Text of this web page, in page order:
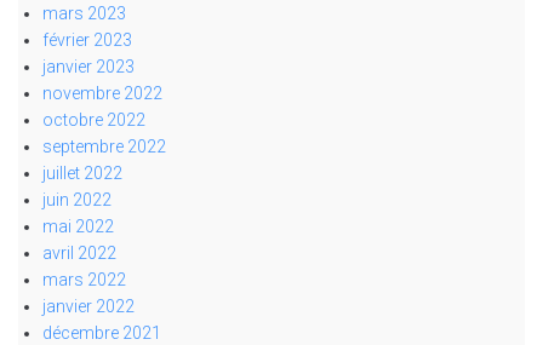
mars 2023
février 2023
janvier 2023
novembre 2022
octobre 2022
septembre 2022
juillet 2022
juin 2022
mai 2022
avril 2022
mars 2022
janvier 2022
décembre 2021